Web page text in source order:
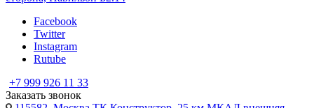
Facebook
Twitter
Instagram
Rutube
+7 999 926 11 33
Заказать звонок